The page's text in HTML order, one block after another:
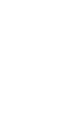
(DO PRZYST. SZKOCKA PO
SZKOCKA PO TRASIE)